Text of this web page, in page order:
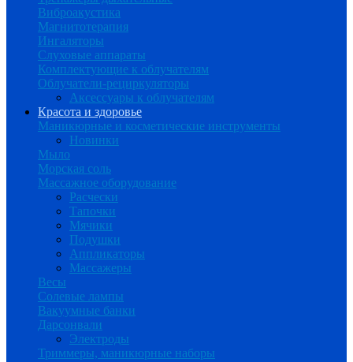
Виброакустика
Магнитотерапия
Ингаляторы
Слуховые аппараты
Комплектующие к облучателям
Облучатели-рециркуляторы
Аксессуары к облучателям
Красота и здоровье
Маникюрные и косметические инструменты
Новинки
Мыло
Морская соль
Массажное оборудование
Расчески
Тапочки
Мячики
Подушки
Аппликаторы
Массажеры
Весы
Солевые лампы
Вакуумные банки
Дарсонвали
Электроды
Триммеры, маникюрные наборы